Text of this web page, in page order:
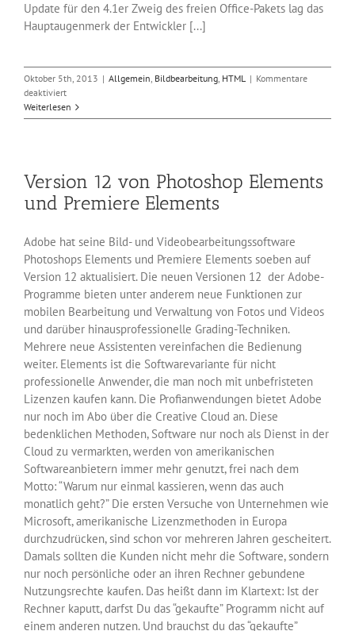
Update für den 4.1er Zweig des freien Office-Pakets lag das
Hauptaugenmerk der Entwickler [...]
Oktober 5th, 2013 | Allgemein, Bildbearbeitung, HTML | Kommentare
deaktiviertfür
Update
des
LibreOffice
4.1.2
Weiterlesen
Version 12 von Photoshop Elements
und Premiere Elements
Adobe hat seine Bild- und Videobearbeitungssoftware
Photoshops Elements und Premiere Elements soeben auf
Version 12 aktualisiert. Die neuen Versionen 12 der Adobe-
Programme bieten unter anderem neue Funktionen zur
mobilen Bearbeitung und Verwaltung von Fotos und Videos
und darüber hinausprofessionelle Grading-Techniken.
Mehrere neue Assistenten vereinfachen die Bedienung
weiter. Elements ist die Softwarevariante für nicht
professionelle Anwender, die man noch mit unbefristeten
Lizenzen kaufen kann. Die Profianwendungen bietet Adobe
nur noch im Abo über die Creative Cloud an. Diese
bedenklichen Methoden, Software nur noch als Dienst in der
Cloud zu vermarkten, werden von amerikanischen
Softwareanbietern immer mehr genutzt, frei nach dem
Motto: “Warum nur einmal kassieren, wenn das auch
monatlich geht?” Die ersten Versuche von Unternehmen wie
Microsoft, amerikanische Lizenzmethoden in Europa
durchzudrücken, sind schon vor mehreren Jahren gescheitert.
Damals sollten die Kunden nicht mehr die Software, sondern
nur noch persönliche oder an ihren Rechner gebundene
Nutzungsrechte kaufen. Das heißt dann im Klartext: Ist der
Rechner kaputt, darfst Du das “gekaufte” Programm nicht auf
einem anderen nutzen. Und brauchst du das “gekaufte”